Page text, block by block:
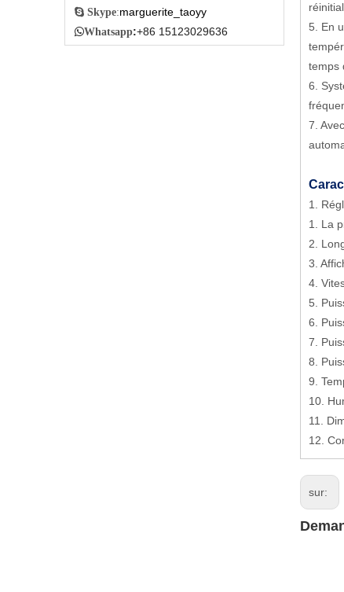
 Skype:marguerite_taoyy
Whatsapp:+86 15123029636
5. En
temps
6.
7.
1.
1. La
2.
3.
4.
5.
6.
7.
8.
9.
10.
11.
12.
sur: